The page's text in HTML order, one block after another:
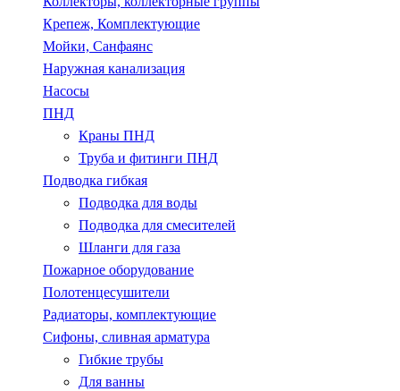
Крепеж, Комплектующие
Мойки, Санфаянс
Наружная канализация
Насосы
ПНД
Краны ПНД
Труба и фитинги ПНД
Подводка гибкая
Подводка для воды
Подводка для смесителей
Шланги для газа
Пожарное оборудование
Полотенцесушители
Радиаторы, комплектующие
Сифоны, сливная арматура
Гибкие трубы
Для ванны